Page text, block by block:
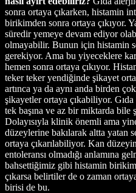
sonra ortaya çıkarken, histamin
birikimden sonra ortaya çıkıyor.
süredir yemeye devam ediyor
olmayabilir. Bunun için histamin
gerekiyor. Ama bu yiyeceklere
hemen sonra ortaya çıkıyor.
teker teker yendiğinde şikayet
artınca ya da aynı anda birden
şikayetler ortaya çıkabiliyor.
tek başına ve az bir miktarda bile
Dolayısıyla klinik önemli ama
düzeylerine bakılarak altta yatan
ortaya çıkarılabiliyor. Kan
entoleransı olmadığı anlamına
bahsettiğimiz gibi histamin
çıkarsa belirtiler de o zaman
birisi de bu.